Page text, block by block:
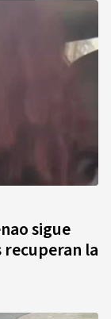
sigue
recuperan la